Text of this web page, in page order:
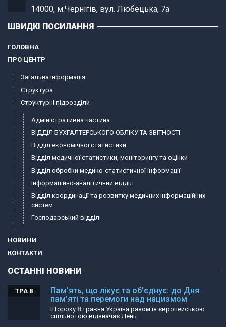
14000, м.Чернігів, вул. Любецька, 7а
ШВИДКІ ПОСИЛАННЯ
ГОЛОВНА
ПРО ЦЕНТР
Загальна інформація
Структура
Структурні підрозділи
Адміністративна частина
ВІДДІЛ БУХГАЛТЕРСЬКОГО ОБЛІКУ ТА ЗВІТНОСТІ
Відділ економічної статистики
Відділ медичної статистики, моніторингу та оцінки
Відділ обробки медико-статистичної інформації
Інформаційно-аналітичний відділ
Відділ координації та розвитку медичних інформаційних
систем
Господарський відділ
НОВИНИ
КОНТАКТИ
ОСТАННІ НОВИНИ
Пам’ять, що лікує та об’єднує: до Дня
пам’яті та перемоги над нацизмом
ТРА 8
Щороку 8 травня Україна разом із європейською
спільнотою відзначає День...